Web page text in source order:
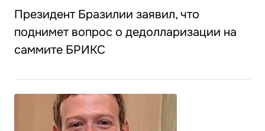
Президент Бразилии заявил, что
поднимет вопрос о дедолларизации на
саммите БРИКС